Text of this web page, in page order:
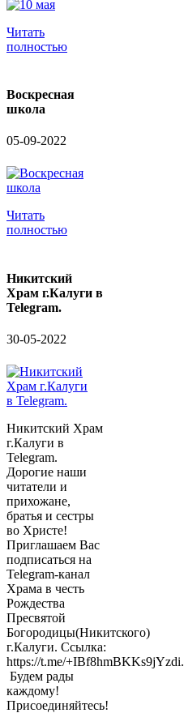
Читать
полностью
Воскресная
школа
05-09-2022
Читать
полностью
Никитский
Храм г.Калуги в
Telegram.
30-05-2022
Никитский Храм
г.Калуги в
Telegram.
Дорогие наши
читатели и
прихожане,
братья и сестры
во Христе!
Приглашаем Вас
подписаться на
Telegram-канал
Храма в честь
Рождества
Пресвятой
Богородицы(Никитского)
г.Калуги. Ссылка:
https://t.me/+IBf8hmBKKs9jYzdi.
Будем рады
каждому!
Присоединяйтесь!